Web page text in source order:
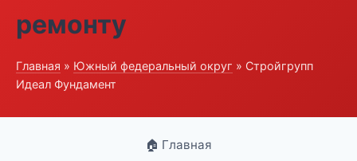
ремонту
Главная » Южный федеральный округ » Стройгрупп
Идеал Фундамент
🏠 Главная